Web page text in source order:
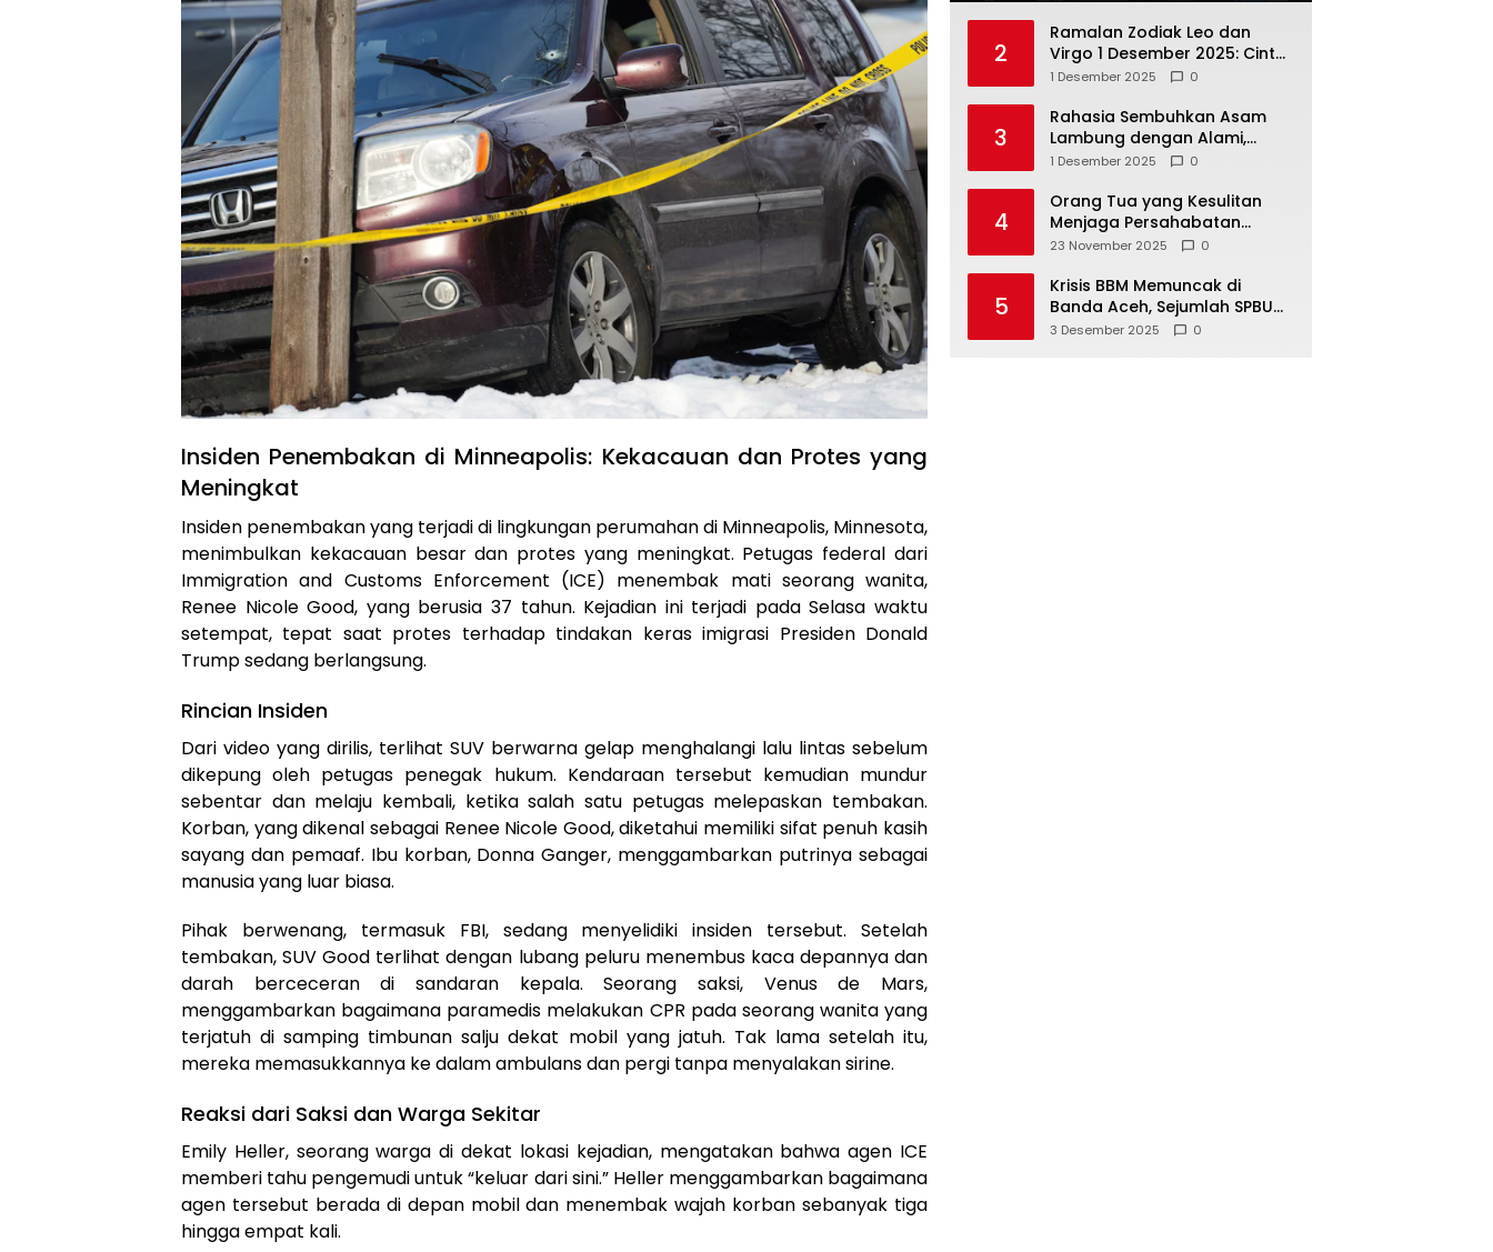
Insiden Penembakan di Minneapolis: Kekacauan dan Protes yang
Meningkat
Insiden penembakan yang terjadi di lingkungan perumahan di Minneapolis, Minnesota,
menimbulkan kekacauan besar dan protes yang meningkat. Petugas federal dari
Immigration and Customs Enforcement (ICE) menembak mati seorang wanita,
Renee Nicole Good, yang berusia 37 tahun. Kejadian ini terjadi pada Selasa waktu
setempat, tepat saat protes terhadap tindakan keras imigrasi Presiden Donald
Trump sedang berlangsung.
Rincian Insiden
Dari video yang dirilis, terlihat SUV berwarna gelap menghalangi lalu lintas sebelum
dikepung oleh petugas penegak hukum. Kendaraan tersebut kemudian mundur
sebentar dan melaju kembali, ketika salah satu petugas melepaskan tembakan.
Korban, yang dikenal sebagai Renee Nicole Good, diketahui memiliki sifat penuh kasih
sayang dan pemaaf. Ibu korban, Donna Ganger, menggambarkan putrinya sebagai
manusia yang luar biasa.
Pihak berwenang, termasuk FBI, sedang menyelidiki insiden tersebut. Setelah
tembakan, SUV Good terlihat dengan lubang peluru menembus kaca depannya dan
darah berceceran di sandaran kepala. Seorang saksi, Venus de Mars,
menggambarkan bagaimana paramedis melakukan CPR pada seorang wanita yang
terjatuh di samping timbunan salju dekat mobil yang jatuh. Tak lama setelah itu,
mereka memasukkannya ke dalam ambulans dan pergi tanpa menyalakan sirine.
Reaksi dari Saksi dan Warga Sekitar
Emily Heller, seorang warga di dekat lokasi kejadian, mengatakan bahwa agen ICE
memberi tahu pengemudi untuk “keluar dari sini.” Heller menggambarkan bagaimana
agen tersebut berada di depan mobil dan menembak wajah korban sebanyak tiga
hingga empat kali.
2
Ramalan Zodiak Leo dan
Virgo 1 Desember 2025: Cinta,
Karir, Kesehatan, dan
1 Desember 2025 0
3
Rahasia Sembuhkan Asam
Lambung dengan Alami,
Nomor 4 Disalahpahami
1 Desember 2025 0
4
Orang Tua yang Kesulitan
Menjaga Persahabatan
Biasanya Lakukan 8 Hal Ini
23 November 2025 0
5
Krisis BBM Memuncak di
Banda Aceh, Sejumlah SPBU
Tutup Total
3 Desember 2025 0